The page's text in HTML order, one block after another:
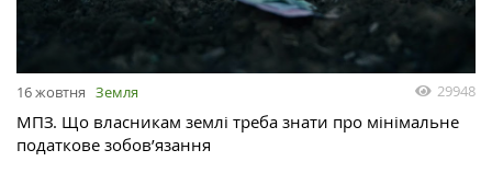
16 жовтня Земля 29948
МПЗ. Що власникам землі треба знати про мінімальне
податкове зобов’язання